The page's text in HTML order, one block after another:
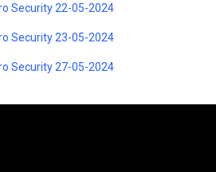
Security 22-05-2024
Security 23-05-2024
Security 27-05-2024